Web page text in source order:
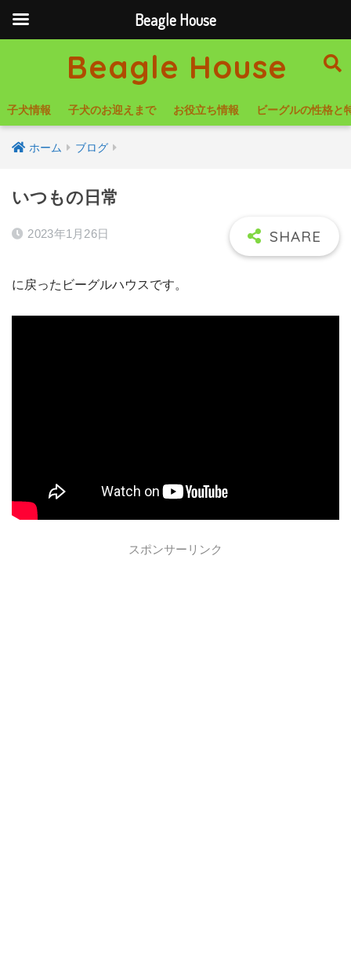
Beagle House
子犬情報 子犬のお迎えまで お役立ち情報 ビーグルの性格と
ホーム ブログ
いつもの日常
2023年1月26日
に戻ったビーグルハウスです。
スポンサーリンク
Beagle House